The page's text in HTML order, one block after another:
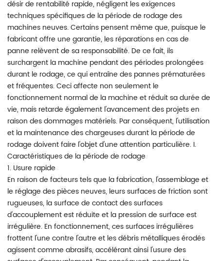
désir de rentabilité rapide, négligent les exigences
techniques spécifiques de la période de rodage des
machines neuves. Certains pensent même que, puisque le
fabricant offre une garantie, les réparations en cas de
panne relèvent de sa responsabilité. De ce fait, ils
surchargent la machine pendant des périodes prolongées
durant le rodage, ce qui entraîne des pannes prématurées
et fréquentes. Ceci affecte non seulement le
fonctionnement normal de la machine et réduit sa durée de
vie, mais retarde également l'avancement des projets en
raison des dommages matériels. Par conséquent, l'utilisation
et la maintenance des chargeuses durant la période de
rodage doivent faire l'objet d'une attention particulière. I.
Caractéristiques de la période de rodage
1. Usure rapide
En raison de facteurs tels que la fabrication, l'assemblage et
le réglage des pièces neuves, leurs surfaces de friction sont
rugueuses, la surface de contact des surfaces
d'accouplement est réduite et la pression de surface est
irrégulière. En fonctionnement, ces surfaces irrégulières
frottent l'une contre l'autre et les débris métalliques érodés
agissent comme abrasifs, accélérant ainsi l'usure des